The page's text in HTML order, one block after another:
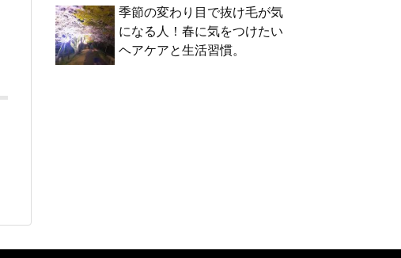
季節の変わり目で抜け毛が気
になる人！春に気をつけたい
ヘアケアと生活習慣。